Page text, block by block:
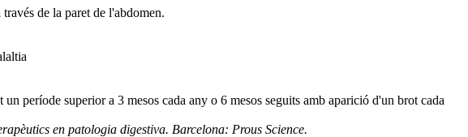
de la paret de l'abdomen.
període superior a 3 mesos cada any o 6 mesos seguits amb aparició d'un brot cada
en patologia digestiva. Barcelona: Prous Science.